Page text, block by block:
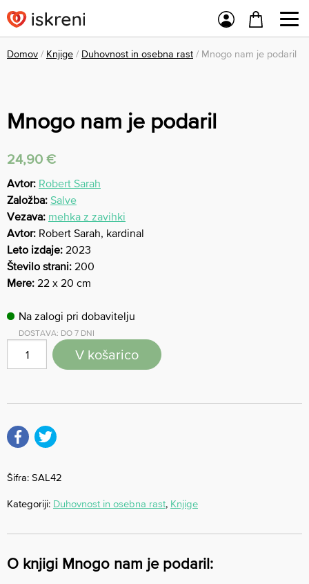
Domov / Knjige / Duhovnost in osebna rast / Mnogo nam je podaril
Mnogo nam je podaril
24,90 €
Avtor: Robert Sarah
Založba: Salve
Vezava: mehka z zavihki
Avtor: Robert Sarah, kardinal
Leto izdaje: 2023
Število strani: 200
Mere: 22 x 20 cm
Na zalogi pri dobavitelju
DOSTAVA: DO 7 DNI
V košarico
Šifra: SAL42
Kategoriji: Duhovnost in osebna rast, Knjige
O knjigi Mnogo nam je podaril: